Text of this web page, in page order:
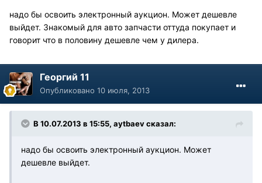
надо бы освоить электронный аукцион. Может дешевле
выйдет. Знакомый для авто запчасти оттуда покупает и
говорит что в половину дешевле чем у дилера.
Георгий 11
Опубликовано 10 июля, 2013
В 10.07.2013 в 15:55, aytbaev сказал:
надо бы освоить электронный аукцион. Может
дешевле выйдет.